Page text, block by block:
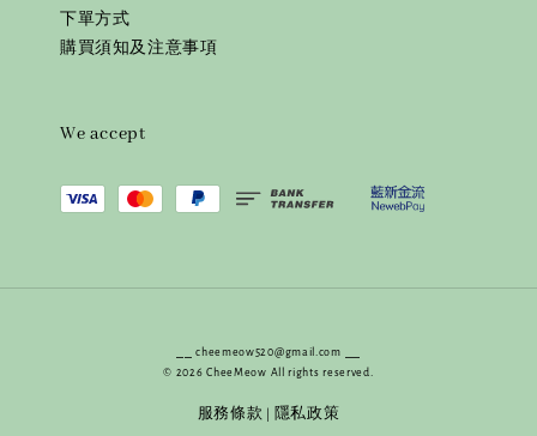
下單方式
購買須知及注意事項
We accept
⎯⎯ cheemeow520@gmail.com ⎯⎯
© 2026 CheeMeow All rights reserved.
服務條款 隱私政策